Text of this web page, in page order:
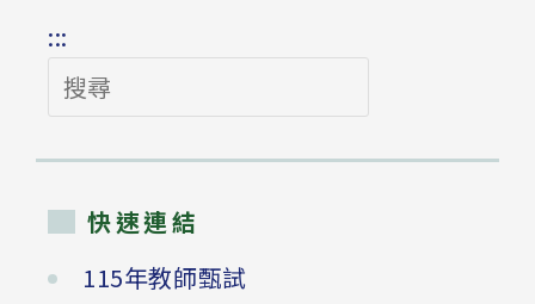
:::
搜
尋
快速連結
115年教師甄試